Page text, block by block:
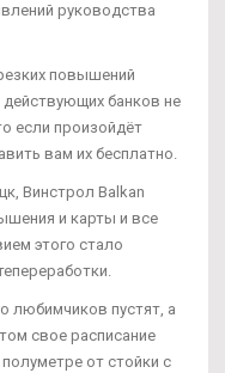
руководства
повышений
действующих банков не
если произойдёт
вам их бесплатно.
Винстрол Balkan
и карты и все
этого стало
любимчиков пустят, а
свое расписание
от стойки с